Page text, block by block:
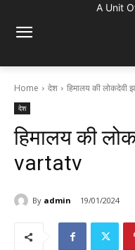
A Unit
Home देश हिमालय की लोकदेवी
देश
हिमालय की
vartatv
By admin 19/01/2024